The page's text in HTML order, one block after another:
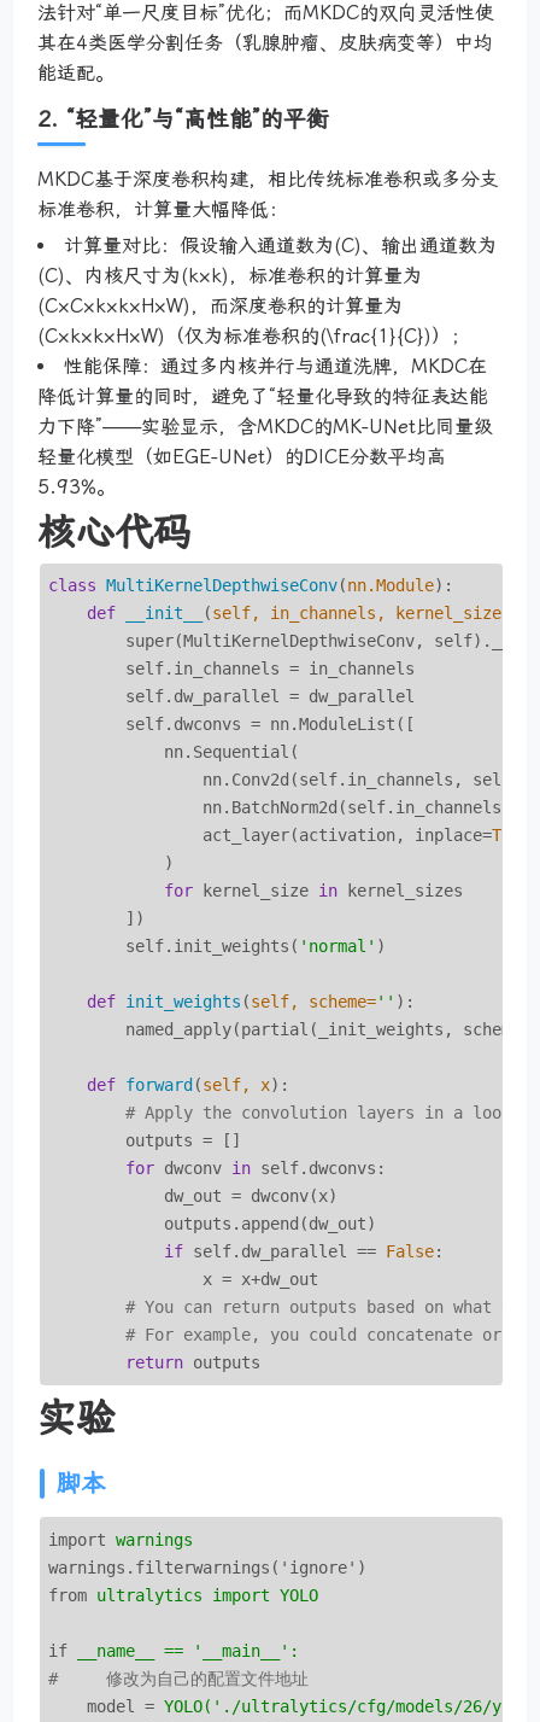
法针对“单一尺度目标”优化；而MKDC的双向灵活性使
其在4类医学分割任务（乳腺肿瘤、皮肤病变等）中均
能适配。
2. “轻量化”与“高性能”的平衡
MKDC基于深度卷积构建，相比传统标准卷积或多分支
标准卷积，计算量大幅降低：
计算量对比：假设输入通道数为(C)、输出通道数为
(C)、内核尺寸为(k×k)，标准卷积的计算量为
(C×C×k×k×H×W)，而深度卷积的计算量为
(C×k×k×H×W)（仅为标准卷积的(\frac{1}{C})）；
性能保障：通过多内核并行与通道洗牌，MKDC在
降低计算量的同时，避免了“轻量化导致的特征表达能
力下降”——实验显示，含MKDC的MK-UNet比同量级
轻量化模型（如EGE-UNet）的DICE分数平均高
5.93%。
核心代码
class MultiKernelDepthwiseConv(nn.Module):
def
__init__ (self, in_channels, kernel_sizes,
super(MultiKernelDepthwiseConv,
        self.in_channels = in_channels
        self.dw_parallel = dw_parallel
        self.dwconvs = nn.ModuleList([
            nn.Sequential(
nn.Conv2d(self.in_channels,
                nn.BatchNorm2d(self.in_channels),
                act_layer(activation, inplace=
True
            )
for kernel_size in kernel_sizes
        ])
        self.init_weights(
'normal' )
def init_weights (self, scheme='' ):
named_apply(partial(_init_weights,
def forward (self, x):
# Apply the convolution layers in a loop
        outputs = []
for dwconv in self.dwconvs:
            dw_out = dwconv(x)
            outputs.append(dw_out)
if self.dw_parallel == False:
                x = x+dw_out
# You can return outputs based on what
# For example, you could concatenate or
return outputs
实验
脚本
import warnings
warnings.filterwarnings('ignore')
from ultralytics import YOLO
if
__name__ == '__main__':
#     修改为自己的配置文件地址
model
= YOLO('./ultralytics/cfg/models/26/